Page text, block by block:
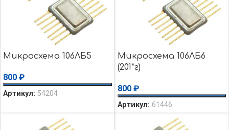
Микросхема 106ЛБ5
800 ₽
Артикул: 54204
Микросхема 106ЛБ6
(201*г)
800 ₽
Артикул: 61446